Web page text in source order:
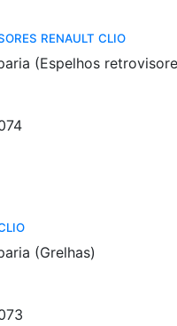
RENAULT CLIO
(Espelhos
(Grelhas)